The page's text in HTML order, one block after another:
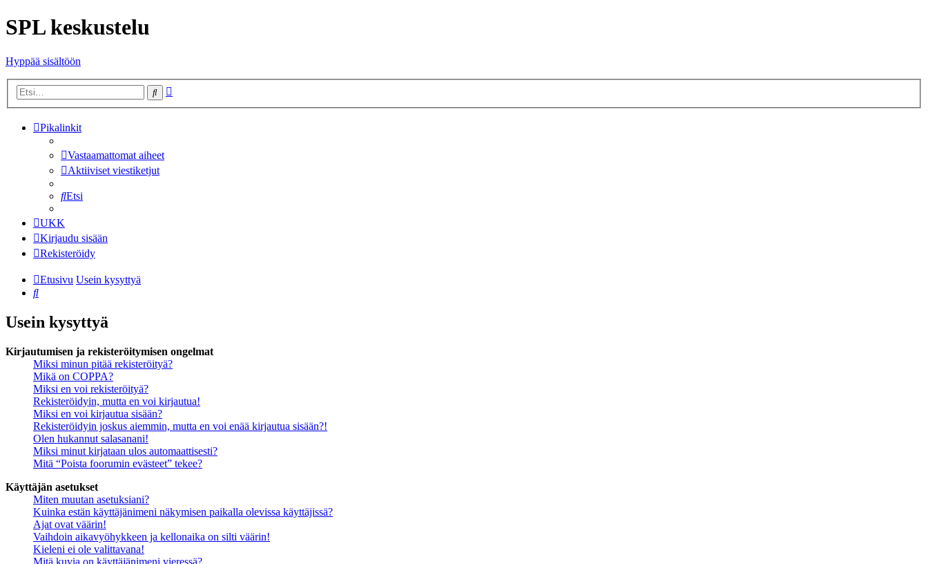
SPL keskustelu
Hyppää sisältöön
Etsi
Pikalinkit
Vastaamattomat aiheet
Aktiiviset viestiketjut
Etsi
UKK
Kirjaudu sisään
Rekisteröidy
Etusivu Usein kysyttyä
Etsi
Usein kysyttyä
Kirjautumisen ja rekisteröitymisen ongelmat
Miksi minun pitää rekisteröityä?
Mikä on COPPA?
Miksi en voi rekisteröityä?
Rekisteröidyin, mutta en voi kirjautua!
Miksi en voi kirjautua sisään?
Rekisteröidyin joskus aiemmin, mutta en voi enää kirjautua sisään?!
Olen hukannut salasanani!
Miksi minut kirjataan ulos automaattisesti?
Mitä “Poista foorumin evästeet” tekee?
Käyttäjän asetukset
Miten muutan asetuksiani?
Kuinka estän käyttäjänimeni näkymisen paikalla olevissa käyttäjissä?
Ajat ovat väärin!
Vaihdoin aikavyöhykkeen ja kellonaika on silti väärin!
Kieleni ei ole valittavana!